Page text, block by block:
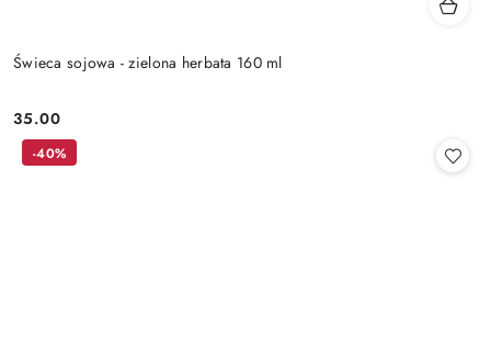
Świeca sojowa - zielona herbata 160 ml
Cena:
35.00
-40%